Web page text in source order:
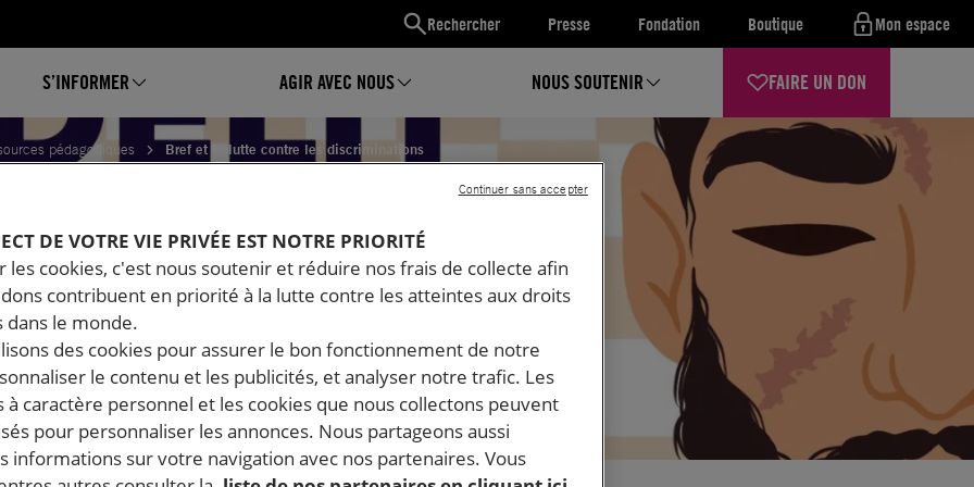
Rechercher Presse Fondation Boutique Mon espace
S’INFORMER AGIR AVEC NOUS NOUS SOUTENIR FAIRE UN DON
pédagogiques Bref et la lutte contre les discriminations
LUTTE CONTRE LES
DE VOTRE VIE PRIVÉE EST NOTRE PRIORITÉ
les cookies, c'est nous soutenir et réduire nos frais de collecte afin
contribuent en priorité à la lutte contre les atteintes aux droits
dans le monde.
des cookies pour assurer le bon fonctionnement de notre
le contenu et les publicités, et analyser notre trafic. Les
à caractère personnel et les cookies que nous collectons peuvent
pour personnaliser les annonces. Nous partageons aussi
informations sur votre navigation avec nos partenaires. Vous
Continuer sans accepter